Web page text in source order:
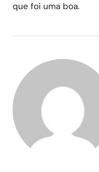
que foi uma boa.